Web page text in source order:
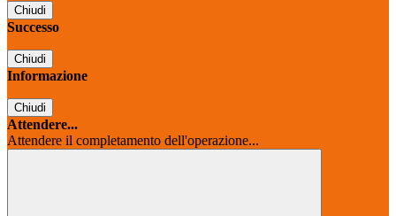
Chiudi
Successo
Chiudi
Informazione
Chiudi
Attendere...
Attendere il completamento dell'operazione...